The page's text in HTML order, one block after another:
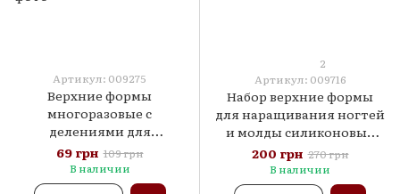
Артикул: 009275
Верхние формы
многоразовые c
делениями для
наращивания ногтей,
прозрачные, Global
Fashion 100шт.
69 грн 109 грн
В наличии
2
Артикул: 009716
Набор верхние формы
для наращивания ногтей
и молды силиконовые
вкладки для френча 120
штук
200 грн 270 грн
В наличии